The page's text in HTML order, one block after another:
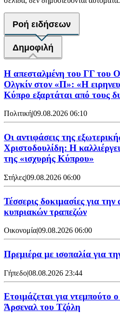
Ροή ειδήσεων
Δημοφιλή
Η απεσταλμένη του ΓΓ του
Ολγκίν στον «Π»: «Η
Κύπρο εξαρτάται από τους
Πολιτική|09.08.2026 06:10
Οι αντιφάσεις της
Χριστοδουλίδη: Η
της «ισχυρής Κύπρου»
Στήλες|09.08.2026 06:00
Τέσσερις δοκιμασίες για
κυπριακών τραπεζών
Οικονομία|09.08.2026 06:00
Πρεμιέρα με ισοπαλία για
Γήπεδο|08.08.2026 23:44
Ετοιμάζεται για ντεμπούτο
Άρσεναλ του Τζόλη